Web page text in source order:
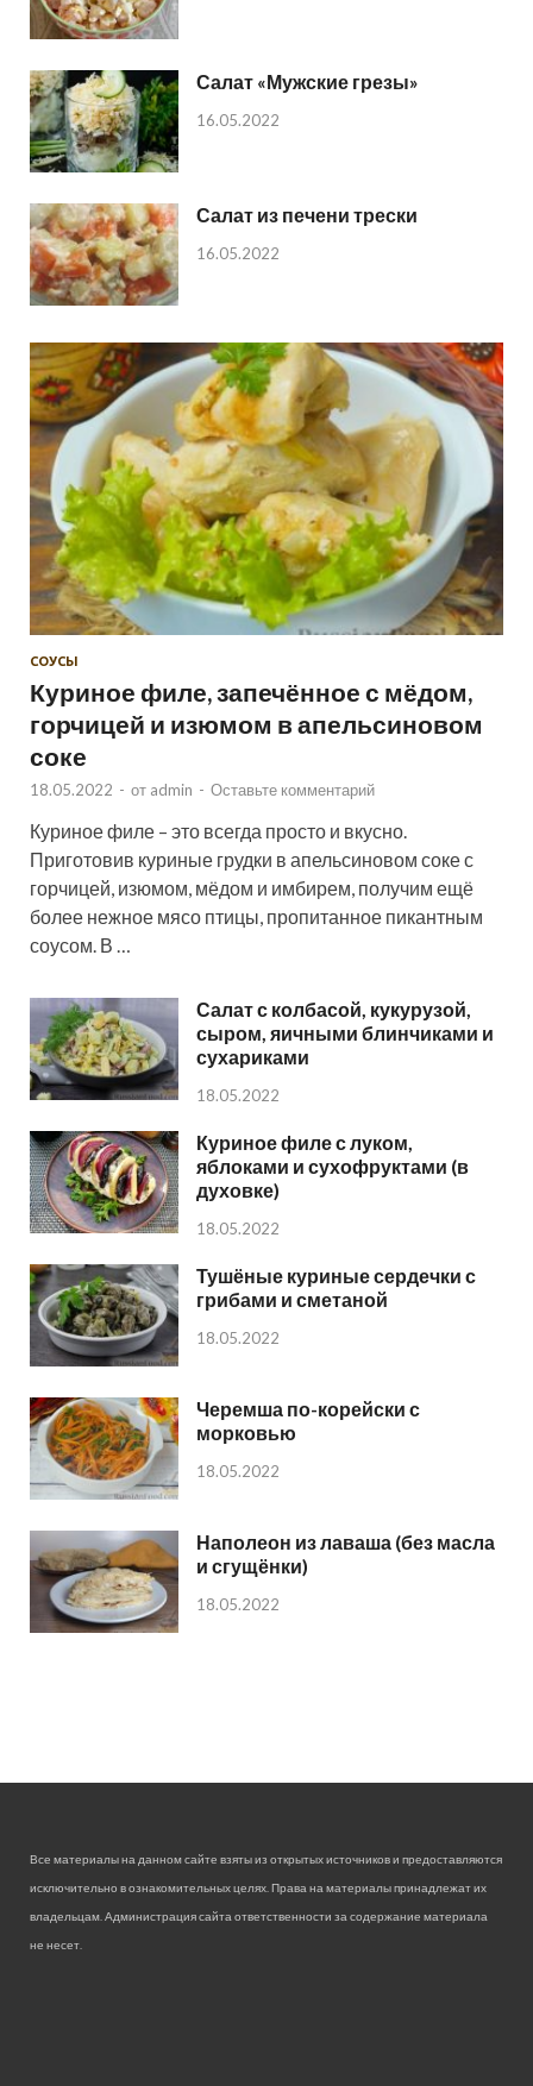
Салат «Мужские грезы»
16.05.2022
Салат из печени трески
16.05.2022
СОУСЫ
Куриное филе, запечённое с мёдом,
горчицей и изюмом в апельсиновом
соке
18.05.2022 - от admin - Оставьте комментарий
Куриное филе – это всегда просто и вкусно.
Приготовив куриные грудки в апельсиновом соке с
горчицей, изюмом, мёдом и имбирем, получим ещё
более нежное мясо птицы, пропитанное пикантным
соусом. В …
Салат с колбасой, кукурузой,
сыром, яичными блинчиками и
сухариками
18.05.2022
Куриное филе с луком,
яблоками и сухофруктами (в
духовке)
18.05.2022
Тушёные куриные сердечки с
грибами и сметаной
18.05.2022
Черемша по-корейски с
морковью
18.05.2022
Наполеон из лаваша (без масла
и сгущёнки)
18.05.2022
Все материалы на данном сайте взяты из открытых источников и предоставляются
исключительно в ознакомительных целях. Права на материалы принадлежат их
владельцам. Администрация сайта ответственности за содержание материала
не несет.